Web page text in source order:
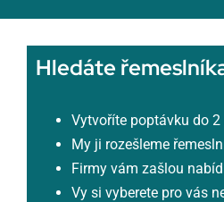
Hledáte
Vytvoříte poptávku do
My ji rozešleme
Firmy vám zašlou
Vy si vyberete pro vás